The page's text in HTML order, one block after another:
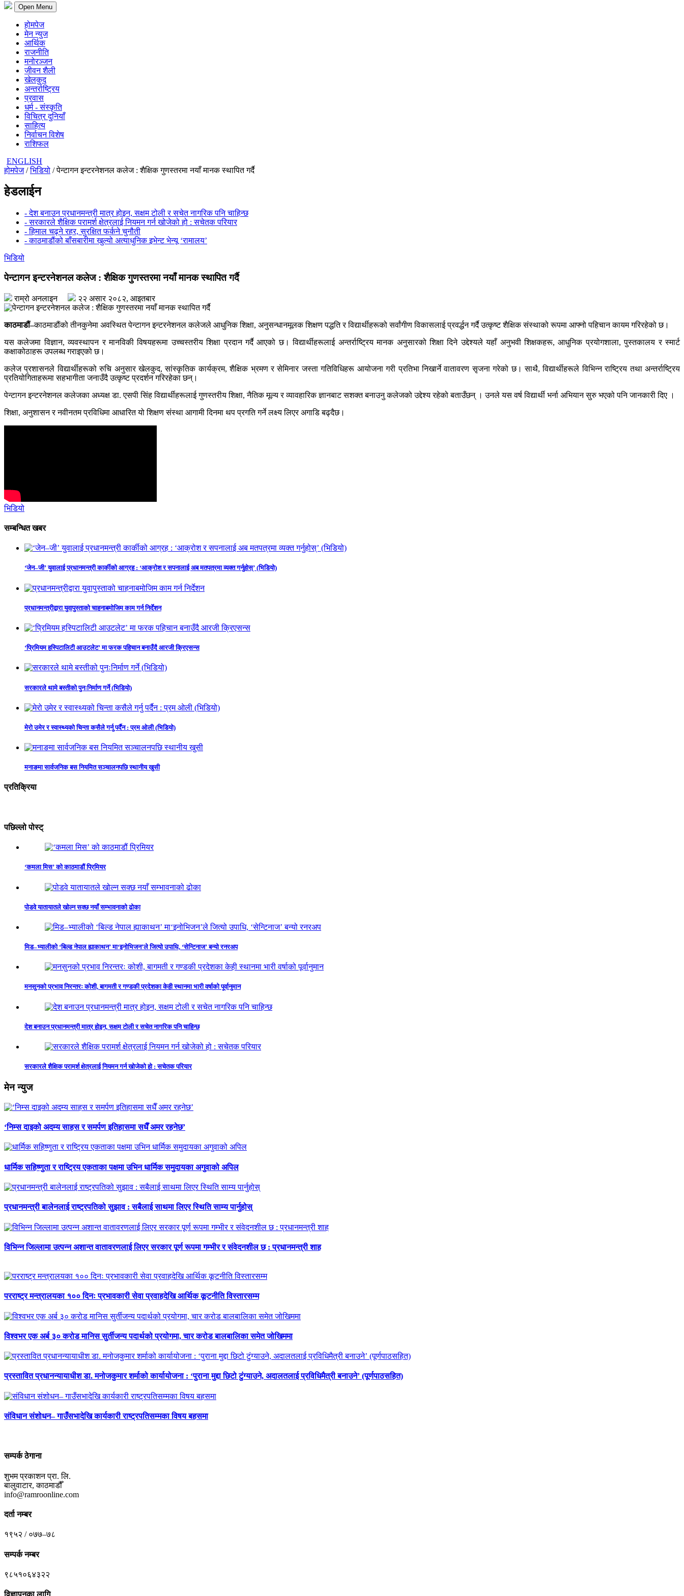
Open Menu
होमपेज
मेन न्युज
आर्थिक
राजनीति
मनोरञ्जन
जीवन शैली
खेलकुद
अन्तर्राष्ट्रिय
प्रवास
धर्म - संस्कृति
विचित्र दुनियाँ
साहित्य
निर्वाचन विशेष
राशिफल
ENGLISH
होमपेज/भिडियो / पेन्टागन इन्टरनेशनल कलेज : शैक्षिक गुणस्तरमा नयाँ मानक स्थापित गर्दै
हेडलाईन
- देश बनाउन प्रधानमन्त्री मात्र होइन, सक्षम टोली र सचेत नागरिक पनि चाहिन्छ
- सरकारले शैक्षिक परामर्श क्षेत्रलाई नियमन गर्न खोजेको हो : सचेतक परियार
- हिमाल चढ्ने रहर, सुरक्षित फर्कने चुनौती
- काठमाडौंको बाँसबारीमा खुल्यो अत्याधुनिक इभेन्ट भेन्यू ‘रामालय’
भिडियो
पेन्टागन इन्टरनेशनल कलेज : शैक्षिक गुणस्तरमा नयाँ मानक स्थापित गर्दै
राम्रो अनलाइन २२ असार २०८२, आइतबार
काठमाडौं–काठमाडौंको तीनकुनेमा अवस्थित पेन्टागन इन्टरनेशनल कलेजले आधुनिक शिक्षा, अनुसन्धानमूलक शिक्षण पद्धति र विद्यार्थीहरूको सर्वांगीण विकासलाई प्रवर्द्धन गर्दै उत्कृष्ट शैक्षिक संस्थाको रूपमा आफ्नो पहिचान कायम गरिरहेको छ।
यस कलेजमा विज्ञान, व्यवस्थापन र मानविकी विषयहरूमा उच्चस्तरीय शिक्षा प्रदान गर्दै आएको छ। विद्यार्थीहरूलाई अन्तर्राष्ट्रिय मानक अनुसारको शिक्षा दिने उद्देश्यले यहाँ अनुभवी शिक्षकहरू, आधुनिक प्रयोगशाला, पुस्तकालय र स्मार्ट
कक्षाकोठाहरू उपलब्ध गराइएको छ।
कलेज प्रशासनले विद्यार्थीहरूको रुचि अनुसार खेलकुद, सांस्कृतिक कार्यक्रम, शैक्षिक भ्रमण र सेमिनार जस्ता गतिविधिहरू आयोजना गरी प्रतिभा निखार्ने वातावरण सृजना गरेको छ। साथै, विद्यार्थीहरूले विभिन्न राष्ट्रिय तथा अन्तर्राष्ट्रिय
प्रतियोगिताहरूमा सहभागीता जनाउँदै उत्कृष्ट प्रदर्शन गरिरहेका छन्।
पेन्टागन इन्टरनेशनल कलेजका अध्यक्ष डा. एसपी सिंह विद्यार्थीहरूलाई गुणस्तरीय शिक्षा, नैतिक मूल्य र व्यावहारिक ज्ञानबाट सशक्त बनाउनु कलेजको उद्देश्य रहेको बताउँछन् । उनले यस वर्ष विद्यार्थी भर्ना अभियान सुरु भएको पनि जानकारी दिए ।
शिक्षा, अनुशासन र नवीनतम प्रविधिमा आधारित यो शिक्षण संस्था आगामी दिनमा थप प्रगति गर्ने लक्ष्य लिएर अगाडि बढ्दैछ।
भिडियो
सम्बन्धित खबर
‘जेन–जी’ युवालाई प्रधानमन्त्री कार्कीको आग्रह : ‘आक्रोश र सपनालाई अब मतपत्रमा व्यक्त गर्नुहोस्’ (भिडियो)
प्रधानमन्त्रीद्वारा युवापुस्ताको चाहनाबमोजिम काम गर्न निर्देशन
‘प्रिमियम हस्पिटालिटी आउटलेट’ मा फरक पहिचान बनाउँदै आरजी क्रिएसन्स
सरकारले थामे बस्तीको पुनःनिर्माण गर्ने (भिडियो)
मेरो उमेर र स्वास्थ्यको चिन्ता कसैले गर्नु पर्दैन : प्रम ओली (भिडियो)
मनाङमा सार्वजनिक बस नियमित सञ्चालनपछि स्थानीय खुसी
प्रतिक्रिया
पछिल्लो पोस्ट्
‘कमला मिस’ को काठमाडौं प्रिमियर
पोडवे यातायातले खोल्न सक्छ नयाँ सम्भावनाको ढोका
मिड–भ्यालीको ‘बिल्ड नेपाल ह्याकाथन’ मा‘इनोभिजन’ले जित्यो उपाधि, ‘सेन्टिनाज’ बन्यो रनरअप
मनसुनको प्रभाव निरन्तरः कोशी, बागमती र गण्डकी प्रदेशका केही स्थानमा भारी वर्षाको पूर्वानुमान
देश बनाउन प्रधानमन्त्री मात्र होइन, सक्षम टोली र सचेत नागरिक पनि चाहिन्छ
सरकारले शैक्षिक परामर्श क्षेत्रलाई नियमन गर्न खोजेको हो : सचेतक परियार
मेन न्युज
‘निम्स दाइको अदम्य साहस र समर्पण इतिहासमा सधैँ अमर रहनेछ’
धार्मिक सहिष्णुता र राष्ट्रिय एकताका पक्षमा उभिन धार्मिक समुदायका अगुवाको अपिल
प्रधानमन्त्री बालेनलाई राष्ट्रपतिको सुझाव : सबैलाई साथमा लिएर स्थिति साम्य पार्नुहोस्
विभिन्न जिल्लामा उत्पन्न अशान्त वातावरणलाई लिएर सरकार पूर्ण रूपमा गम्भीर र संवेदनशील छ : प्रधानमन्त्री शाह
परराष्ट्र मन्त्रालयका १०० दिनः प्रभावकारी सेवा प्रवाहदेखि आर्थिक कूटनीति विस्तारसम्म
विश्वभर एक अर्ब ३० करोड मानिस सुर्तीजन्य पदार्थको प्रयोगमा, चार करोड बालबालिका समेत जोखिममा
प्रस्तावित प्रधानन्यायाधीश डा. मनोजकुमार शर्माको कार्यायोजना : ‘पुराना मुद्दा छिटो टुंग्याउने, अदालतलाई प्रविधिमैत्री बनाउने’ (पूर्णपाठसहित)
संविधान संशोधन– गाउँसभादेखि कार्यकारी राष्ट्रपतिसम्मका विषय बहसमा
सम्पर्क ठेगाना
शुभम प्रकाशन प्रा. लि.
बालुवाटार, काठमाडौँ
info@ramroonline.com
दर्ता नम्बर
१९५२ / ०७७–७८
सम्पर्क नम्बर
९८५१०६४३२२
विज्ञापनका लागि